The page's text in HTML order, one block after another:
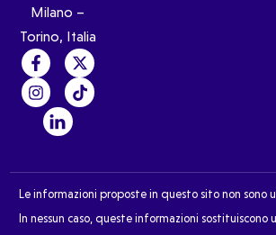
Milano –
Torino, Italia
Le informazioni proposte in questo sito non sono
In nessun caso, queste informazioni sostituiscono